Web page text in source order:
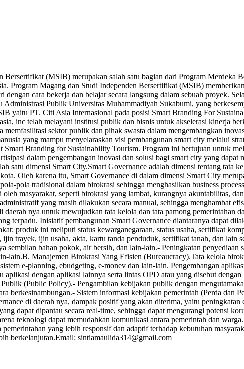
Bersertifikat (MSIB) merupakan salah satu bagian dari Program
Program Magang dan Studi Independen Bersertifikat (MSIB)
dengan cara bekerja dan belajar secara langsung dalam sebuah proyek.
Administrasi Publik Universitas Muhammadiyah Sukabumi, yang
yaitu PT. Citi Asia Internasional pada posisi Smart Branding For
inc telah melayani institusi publik dan bisnis untuk akselerasi kinerja
memfasilitasi sektor publik dan pihak swasta dalam mengembangkan
yang mampu menyelaraskan visi pembangunan smart city melalui
Branding for Sustainability Tourism. Program ini bertujuan untuk
dalam pengembangan inovasi dan solusi bagi smart city yang
satu dimensi Smart City.Smart Governance adalah dimensi tentang tata
Oleh karena itu, Smart Governance di dalam dimensi Smart City
pola tradisional dalam birokrasi sehingga menghasilkan business
masyarakat, seperti birokrasi yang lambat, kurangnya akuntabilitas,
yang masih dilakukan secara manual, sehingga menghambat
daerah nya untuk mewujudkan tata kelola dan tata pamong
terpadu. Inisiatif pembangunan Smart Governance diantaranya dapat
produk ini meliputi status kewarganegaraan, status usaha, sertifikat
trayek, ijin usaha, akta, kartu tanda penduduk, sertifikat tanah, dan lain
sembilan bahan pokok, air bersih, dan lain-lain.- Peningkatan
lain.B. Manajemen Birokrasi Yang Efisien (Bureaucracy).Tata kelola
e-planning, ebudgeting, e-monev dan lain-lain. Pengembangan
aplikasi dengan aplikasi lainnya serta lintas OPD atau yang disebut
(Public Policy).- Pengambilan kebijakan publik dengan
berkesinambungan.- Sistem informasi kebijakan pemerintah (Perda dan
di daerah nya, dampak positif yang akan diterima, yaitu
dapat dipantau secara real-time, sehingga dapat mengurangi potensi
teknologi dapat memudahkan komunikasi antara pemerintah dan
pemerintahan yang lebih responsif dan adaptif terhadap kebutuhan
berkelanjutan.Email: sintiamaulida314@gmail.com